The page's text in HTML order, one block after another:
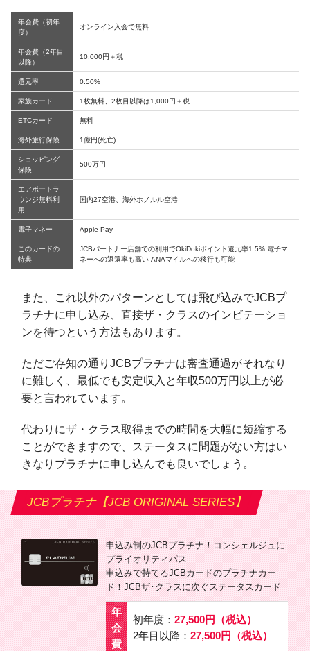
年会費（初年
度）
オンライン入会で無料
年会費（2年目
以降）
10,000円＋税
還元率 0.50%
家族カード 1枚無料、2枚目以降は1,000円＋税
ETCカード 無料
海外旅行保険 1億円(死亡)
ショッピング
保険
500万円
エアポートラ
ウンジ無料利
用
国内27空港、海外ホノルル空港
電子マネー Apple Pay
このカードの
特典
JCBパートナー店舗での利用でOkiDokiポイント還元率1.5% 電子マ
ネーへの返還率も高い ANAマイルへの移行も可能
また、これ以外のパターンとしては飛び込みでJCBプ
ラチナに申し込み、直接ザ・クラスのインビテーショ
ンを待つという方法もあります。
ただご存知の通りJCBプラチナは審査通過がそれなり
に難しく、最低でも安定収入と年収500万円以上が必
要と言われています。
代わりにザ・クラス取得までの時間を大幅に短縮する
ことができますので、ステータスに問題がない方はい
きなりプラチナに申し込んでも良いでしょう。
JCBプラチナ【JCB ORIGINAL SERIES】
申込み制のJCBプラチナ！コンシェルジュに
プライオリティパス
申込みで持てるJCBカードのプラチナカー
ド！JCBザ･クラスに次ぐステータスカード
年
会
費
初年度： 27,500円（税込）
2年目以降： 27,500円（税込）